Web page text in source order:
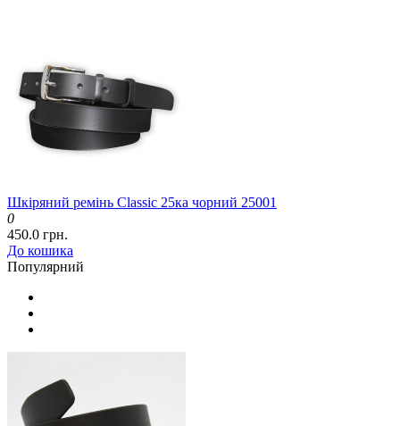
Шкіряний ремінь Classic 25ка чорний 25001
0
450.0 грн.
До кошика
Популярний